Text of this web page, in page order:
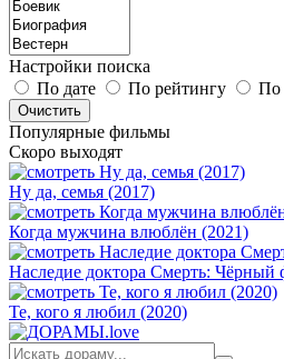
Настройки поиска
По дате
По рейтингу По
Популярные фильмы
Скоро выходят
Ну да, семья (2017)
Когда мужчина влюблён (2021)
Наследие доктора Смерть: Чёрный
Те, кого я любил (2020)